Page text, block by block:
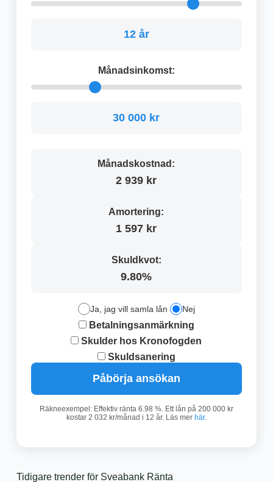
12 år
Månadsinkomst:
30 000 kr
Månadskostnad:
2 939 kr
Amortering:
1 597 kr
Skuldkvot:
9.80%
Ja, jag vill samla lån Nej
Betalningsanmärkning
Skulder hos Kronofogden
Skuldsanering
Påbörja ansökan
Räkneexempel: Effektiv ränta 6.98 %. Ett lån på 200 000 kr
kostar 2 032 kr/månad i 12 år. Läs mer här.
Tidigare trender för Sveabank Ränta